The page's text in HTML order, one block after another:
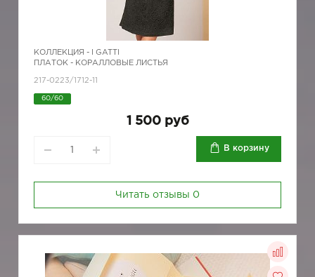
КОЛЛЕКЦИЯ -
I GATTI
ПЛАТОК - КОРАЛЛОВЫЕ ЛИСТЬЯ
217-0223/1712-11
60/60
1 500 руб
В корзину
Читать отзывы 0